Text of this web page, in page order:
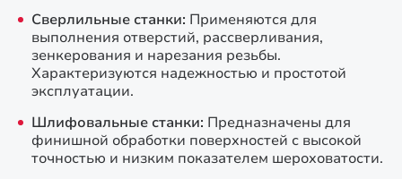
Сверлильные станки: Применяются для
выполнения отверстий, рассверливания,
зенкерования и нарезания резьбы.
Характеризуются надежностью и простотой
эксплуатации.
Шлифовальные станки: Предназначены для
финишной обработки поверхностей с высокой
точностью и низким показателем шероховатости.